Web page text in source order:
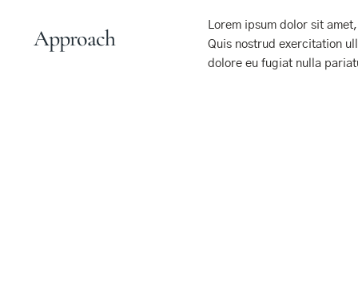
Approach
Lorem ipsum dolor sit
Quis nostrud exercitation
dolore eu fugiat nulla